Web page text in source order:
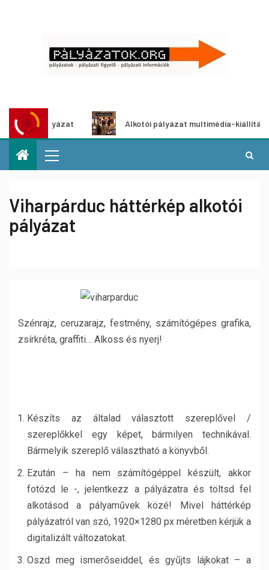
Alkotói pályázat multimédia-kiállításhoz
Viharpárduc háttérkép alkotói
pályázat
Szénrajz, ceruzarajz, festmény, számítógépes grafika,
zsírkréta, graffiti… Alkoss és nyerj!
Készíts az általad választott szereplővel /
szereplőkkel egy képet, bármilyen technikával.
Bármelyik szereplő választható a könyvből.
Ezután – ha nem számítógéppel készült, akkor
fotózd le -, jelentkezz a pályázatra és töltsd fel
alkotásod a pályaművek közé! Mivel háttérkép
pályázatról van szó, 1920×1280 px méretben kérjük a
digitalizált változatokat.
Oszd meg ismerőseiddel, és gyűjts lájkokat – a